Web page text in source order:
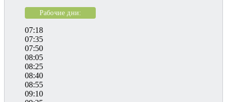
Рабочие дни:
07:18
07:35
07:50
08:05
08:25
08:40
08:55
09:10